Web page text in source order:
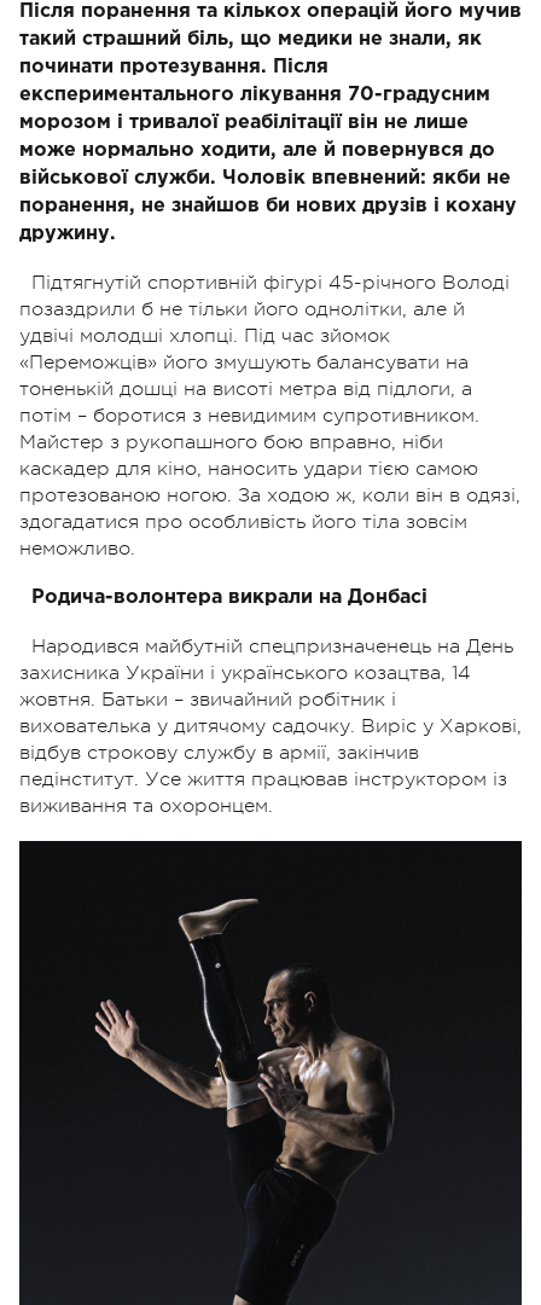
Після поранення та кількох операцій його мучив
такий страшний біль, що медики не знали, як
починати протезування. Після
експериментального лікування 70-градусним
морозом і тривалої реабілітації він не лише
може нормально ходити, але й повернувся до
військової служби. Чоловік впевнений: якби не
поранення, не знайшов би нових друзів і кохану
дружину.
Підтягнутій спортивній фігурі 45-річного Володі
позаздрили б не тільки його однолітки, але й
удвічі молодші хлопці. Під час зйомок
«Переможців» його змушують балансувати на
тоненькій дошці на висоті метра від підлоги, а
потім – боротися з невидимим супротивником.
Майстер з рукопашного бою вправно, ніби
каскадер для кіно, наносить удари тією самою
протезованою ногою. За ходою ж, коли він в одязі,
здогадатися про особливість його тіла зовсім
неможливо.
Родича-волонтера викрали на Донбасі
Народився майбутній спецпризначенець на День
захисника України і українського козацтва, 14
жовтня. Батьки – звичайний робітник і
вихователька у дитячому садочку. Виріс у Харкові,
відбув строкову службу в армії, закінчив
педінститут. Усе життя працював інструктором із
виживання та охоронцем.